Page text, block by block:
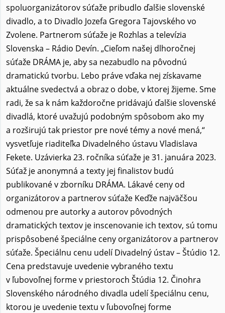
spoluorganizátorov súťaže pribudlo ďalšie slovenské
divadlo, a to Divadlo Jozefa Gregora Tajovského vo
Zvolene. Partnerom súťaže je Rozhlas a televízia
Slovenska – Rádio Devín. „Cieľom našej dlhoročnej
súťaže DRÁMA je, aby sa nezabudlo na pôvodnú
dramatickú tvorbu. Lebo práve vďaka nej získavame
aktuálne svedectvá a obraz o dobe, v ktorej žijeme. Sme
radi, že sa k nám každoročne pridávajú ďalšie slovenské
divadlá, ktoré uvažujú podobným spôsobom ako my
a rozširujú tak priestor pre nové témy a nové mená,“
vysvetľuje riaditeľka Divadelného ústavu Vladislava
Fekete. Uzávierka 23. ročníka súťaže je 31. januára 2023.
Súťaž je anonymná a texty jej finalistov budú
publikované v zborníku DRÁMA. Lákavé ceny od
organizátorov a partnerov súťaže Keďže najväčšou
odmenou pre autorky a autorov pôvodných
dramatických textov je inscenovanie ich textov, sú tomu
prispôsobené špeciálne ceny organizátorov a partnerov
súťaže. Špeciálnu cenu udelí Divadelný ústav – Štúdio 12.
Cena predstavuje uvedenie vybraného textu
v ľubovoľnej forme v priestoroch Štúdia 12. Činohra
Slovenského národného divadla udelí špeciálnu cenu,
ktorou je uvedenie textu v ľubovoľnej forme